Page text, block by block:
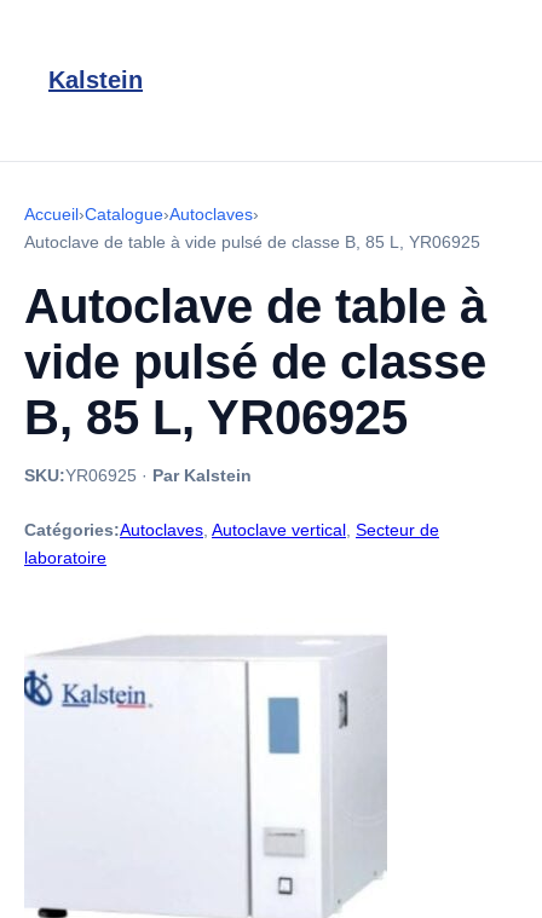
Kalstein
Accueil›Catalogue›Autoclaves›
Autoclave de table à vide pulsé de classe B, 85 L, YR06925
Autoclave de table à
vide pulsé de classe
B, 85 L, YR06925
SKU:YR06925 · Par Kalstein
Catégories:Autoclaves Autoclave vertical Secteur de
laboratoire